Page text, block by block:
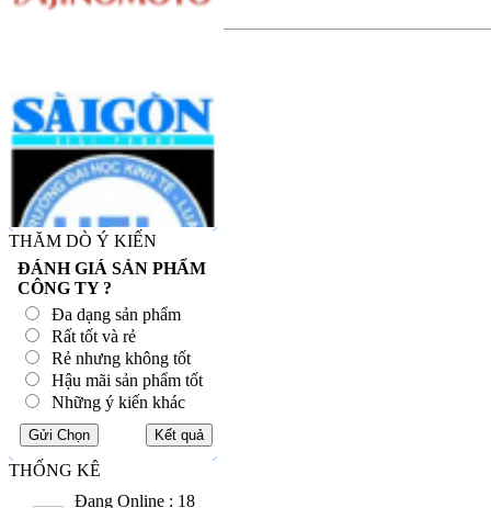
THĂM DÒ Ý KIẾN
ĐÁNH GIÁ SẢN PHẨM
CÔNG TY ?
Đa dạng sản phẩm
Rất tốt và rẻ
Rẻ nhưng không tốt
Hậu mãi sản phẩm tốt
Những ý kiến khác
THỐNG KÊ
Đang Online : 18